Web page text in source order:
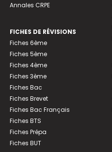
Annales CRPE
FICHES DE RÉVISIONS
Fiches 6ème
Fiches 5ème
Fiches 4ème
Fiches 3ème
Fiches Bac
Fiches Brevet
Fiches Bac Français
Fiches BTS
Fiches Prépa
Fiches BUT